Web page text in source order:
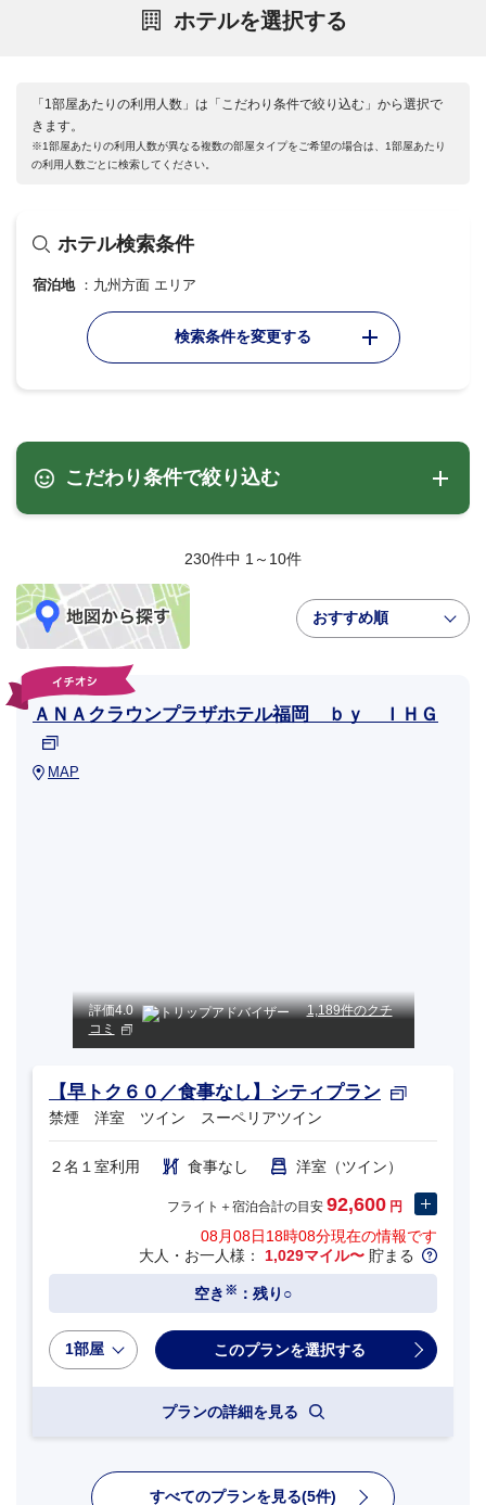
ホテルを選択する
「1部屋あたりの利用人数」は「こだわり条件で絞り込む」から選択で
きます。
※1部屋あたりの利用人数が異なる複数の部屋タイプをご希望の場合は、1部屋あたり
の利用人数ごとに検索してください。
ホテル検索条件
宿泊地 九州方面 エリア
検索条件を変更する
こだわり条件で絞り込む
230件中 1～10件
おすすめ順
ＡＮＡクラウンプラザホテル福岡 ｂｙ ＩＨＧ
MAP
評価4.0
1,189件のクチ
コミ
【早トク６０／食事なし】シティプラン
禁煙 洋室 ツイン スーペリアツイン
２名１室利用 食事なし 洋室（ツイン）
フライト＋宿泊合計の目安 92,600 円
08月08日18時08分現在の情報です
大人・お一人様： 1,029マイル〜 貯まる
空き ※ ：残り○
1部屋
プランの詳細を見る
すべてのプランを見る(5件)